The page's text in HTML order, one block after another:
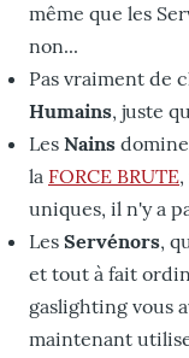
même que les
non...
Pas vraiment de
Humains, juste
Les Nains
la FORCE BRUTE
uniques, il n'y a
Les Servénors,
et tout à fait
gaslighting vous
maintenant